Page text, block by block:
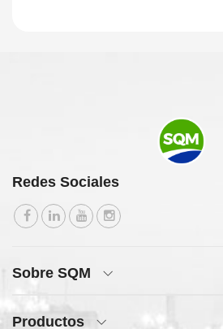
Redes Sociales
Sobre SQM
Productos